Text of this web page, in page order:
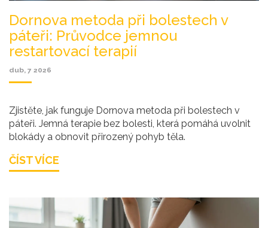
Dornova metoda při bolestech v
páteři: Průvodce jemnou
restartovací terapií
dub, 7 2026
Zjistěte, jak funguje Dornova metoda při bolestech v
páteři. Jemná terapie bez bolesti, která pomáhá uvolnit
blokády a obnovit přirozený pohyb těla.
ČÍST VÍCE